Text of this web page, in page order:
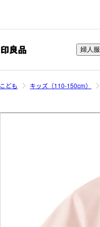
婦人服
こども キッズ（110-150cm）